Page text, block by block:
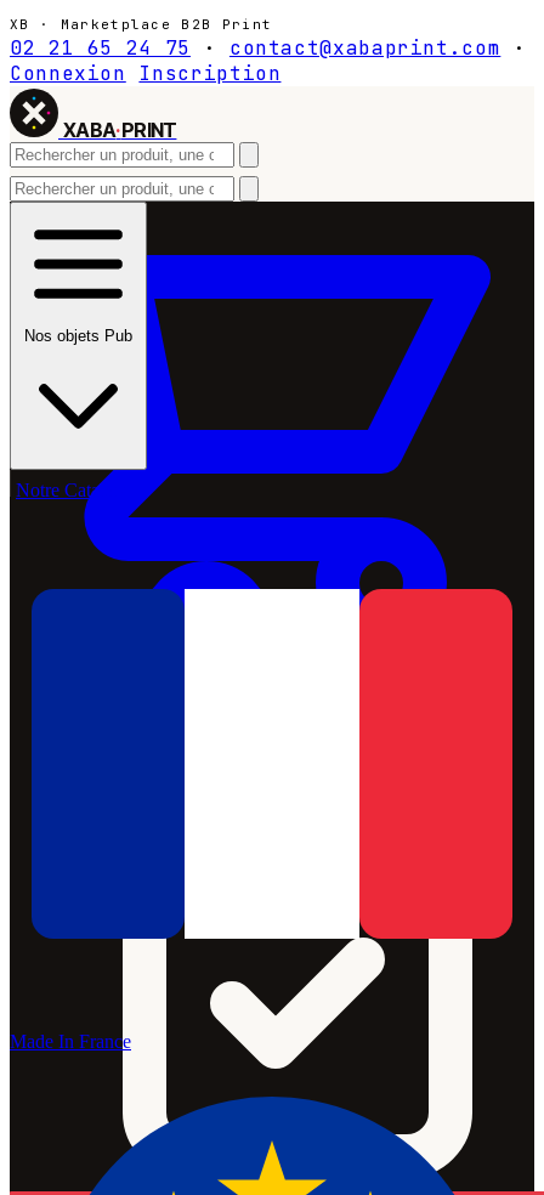
XB · Marketplace B2B Print
02 21 65 24 75 · contact@xabaprint.com
·
Connexion
Inscription
XABA·PRINT
Nos objets Pub
Notre Catalogue
Made In France